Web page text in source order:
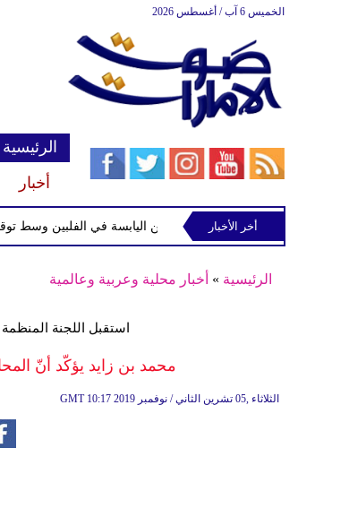
الخميس 6 آب / أغسطس 2026
الرئيسية
أخبار
الاستوائية "مايماي" تقترب من اليابسة في الفلبين وسط توقعات
أخر الأخبار
الرئيسية » أخبار محلية وعربية وعالمية
استقبل اللجنة
محمد بن زايد يؤكّد أنّ
GMT 10:17 2019 الثلاثاء ,05 تشرين الثاني / نوفمبر